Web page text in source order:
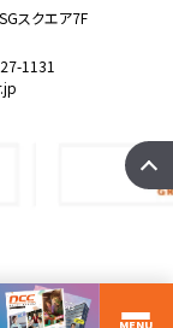
スクエア7F
1131
MENU